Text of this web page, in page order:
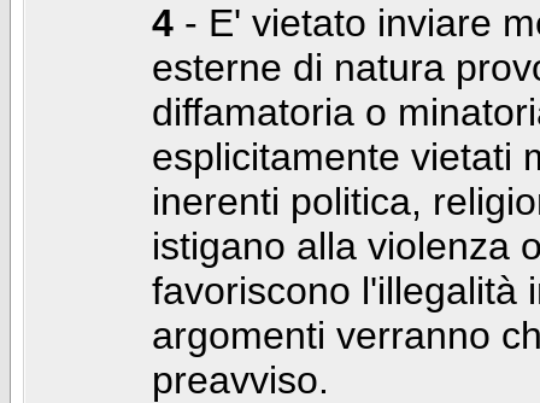
4 - E' vietato inviare
esterne di natura
diffamatoria o
esplicitamente vietati
inerenti politica,
istigano alla violenza
favoriscono l'illegalità
argomenti verranno
preavviso.